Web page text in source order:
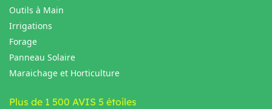
Outils à Main
Irrigations
Forage
Panneau Solaire
Maraichage et Horticulture
Plus de 1 500 AVIS 5 étoiles